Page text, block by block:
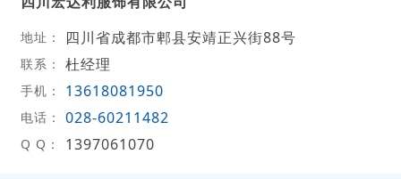
地址： 四川省成都市郫县安靖正兴街88号
联系： 杜经理
手机： 13618081950
电话： 028-60211482
Q Q： 1397061070